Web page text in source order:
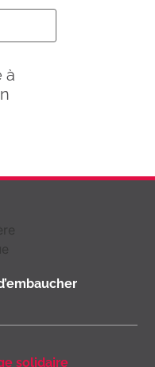
à
solidaire